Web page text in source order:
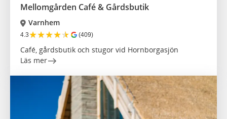
Mellomgården Café & Gårdsbutik
Varnhem
4.3★★★★★ (409)
Café, gårdsbutik och stugor vid Hornborgasjön
Läs mer